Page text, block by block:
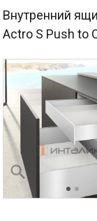
Внутренний
Actro S Push to